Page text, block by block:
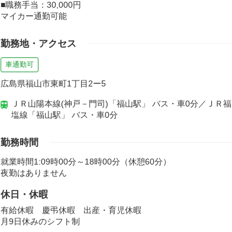
■職務手当：30,000円
マイカー通勤可能
勤務地・アクセス
車通勤可
広島県福山市東町1丁目2ー5
ＪＲ山陽本線(神戸－門司)「福山駅」 バス・車0分／ＪＲ福
塩線「福山駅」 バス・車0分
勤務時間
就業時間1:09時00分～18時00分（休憩60分）
夜勤はありません
休日・休暇
有給休暇 慶弔休暇 出産・育児休暇
月9日休みのシフト制